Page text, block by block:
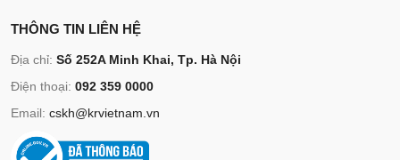
THÔNG TIN LIÊN HỆ
Địa chỉ: Số 252A Minh Khai, Tp. Hà Nội
Điện thoại: 092 359 0000
Email: cskh@krvietnam.vn